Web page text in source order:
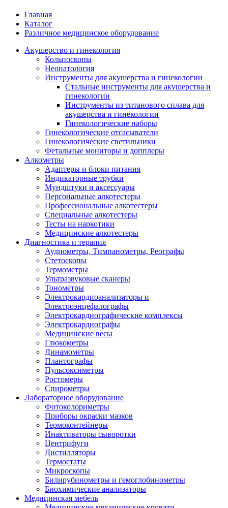
Главная
Каталог
Различное медицинское оборудование
Акушерство и гинекология
Кольпоскопы
Неонатология
Инструменты для акушерства и гинекологии
Стальные инструменты для акушерства и
гинекологии
Инструменты из титанового сплава для
акушерства и гинекологии
Гинекологические наборы
Гинекологические отсасыватели
Гинекологические светильники
Фетальные мониторы и допплеры
Алкометры
Адаптеры и блоки питания
Индикаторные трубки
Мундштуки и аксессуары
Персональные алкотестеры
Профессиональные алкотестеры
Специальные алкотестеры
Тесты на наркотики
Медицинские алкотестеры
Диагностика и терапия
Аудиометры, Тимпанометры, Реографы
Стетоскопы
Термометры
Ультразвуковые сканеры
Тонометры
Электрокардиоанализаторы и
Электроэнцефалографы
Электрокардиографические комплексы
Электрокардиографы
Медицинские весы
Глюкометры
Динамометры
Плантографы
Пульсоксиметры
Ростомеры
Спирометры
Лабораторное оборудование
Фотоколориметры
Приборы окраски мазков
Термоконтейнеры
Инактиваторы сыворотки
Центрифуги
Дистилляторы
Термостаты
Микроскопы
Билирубинометры и гемоглобинометры
Биохимические анализаторы
Медицинская мебель